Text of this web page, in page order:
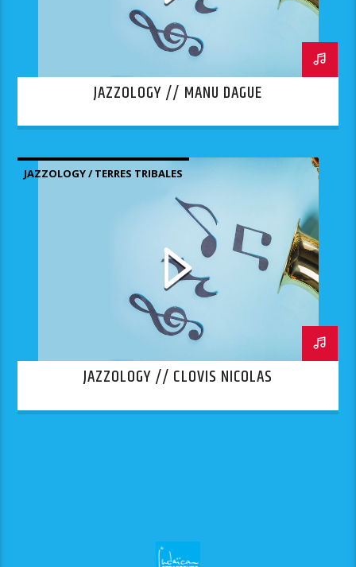
JAZZOLOGY // MANU DAGUE
JAZZOLOGY / TERRES TRIBALES
JAZZOLOGY // CLOVIS NICOLAS